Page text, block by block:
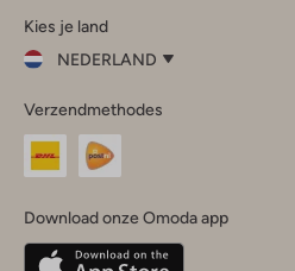
InstagramFacebook
Kies je land
NEDERLAND
je
land
Nederland
Belgique(Français)
Verzendmethodes
Download onze Omoda app